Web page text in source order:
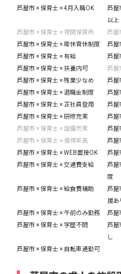
芦屋市 × 保育士 × 4月入職OK
芦屋
以上
芦屋市 × 保育士 × 夜間保育所
芦屋
芦屋市 × 保育士 × 産休育休制度
芦屋
芦屋市 × 保育士 × 有給
芦屋
芦屋市 × 保育士 × 扶養内可
芦屋
芦屋市 × 保育士 × 残業少なめ
芦屋
芦屋市 × 保育士 × 退職金制度
芦屋
芦屋市 × 保育士 × 正社員登用
芦屋
芦屋市 × 保育士 × 研修充実
芦屋
芦屋市 × 保育士 × 設備充実
芦屋
芦屋市 × 保育士 × 復帰率高
芦屋
芦屋市 × 保育士 × WEB面接OK
芦屋
芦屋市 × 保育士 × 交通費支給
芦屋
度
芦屋市 × 保育士 × 給食費補助
芦屋
援あ
芦屋市 × 保育士 × 午前のみ勤務
芦屋
芦屋市 × 保育士 × 学歴不問
芦屋
し
芦屋市 × 保育士 × 自転車通勤可